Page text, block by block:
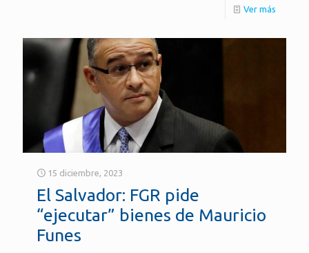
Ver más
15 diciembre, 2023
El Salvador: FGR pide
“ejecutar” bienes de Mauricio
Funes